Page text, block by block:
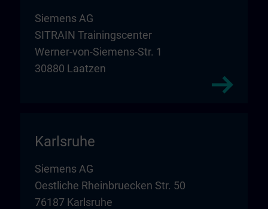
Siemens AG
SITRAIN Trainingscenter
Werner-von-Siemens-Str. 1
30880 Laatzen
Karlsruhe
Siemens AG
Oestliche Rheinbruecken Str. 50
76187 Karlsruhe